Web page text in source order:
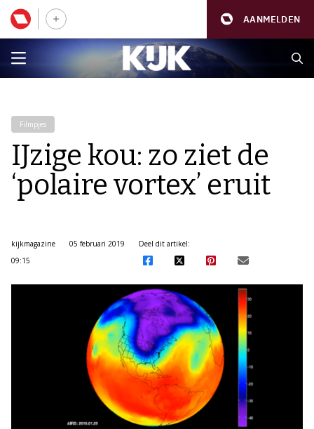
AANMELDEN
Filmpjes
IJzige kou: zo ziet de
‘polaire vortex’ eruit
kijkmagazine
05 februari 2019
09:15
Deel dit artikel: